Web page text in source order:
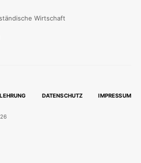
Wirtschaft
DATENSCHUTZ IMPRESSUM